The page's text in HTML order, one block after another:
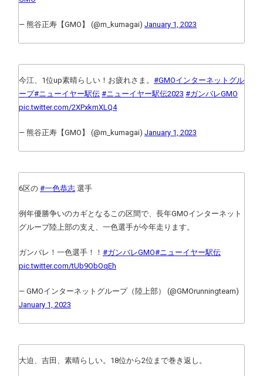
— 熊谷正寿【GMO】 (@m_kumagai) January 1, 2023
今江、1位up素晴らしい！お疲れさま。 #GMOインターネットグル
ープ#ニューイヤー駅伝 #ニューイヤー駅伝2023 #ガンバレGMO
pic.twitter.com/2XPxkmXLQ4
— 熊谷正寿【GMO】 (@m_kumagai) January 1, 2023
6区の #一色恭志 選手
例年優勝争いのカギとなるこの区間で、長年GMOインターネット
グループ陸上部の支え、一色選手が今年走ります。
ガンバレ！一色選手！！ #ガンバレGMO#ニューイヤー駅伝
pic.twitter.com/tUb9ObOqEh
— GMOインターネットグループ（陸上部） (@GMOrunningteam)
January 1, 2023
大迫、吉田、素晴らしい。18位から2位まで巻き返し。